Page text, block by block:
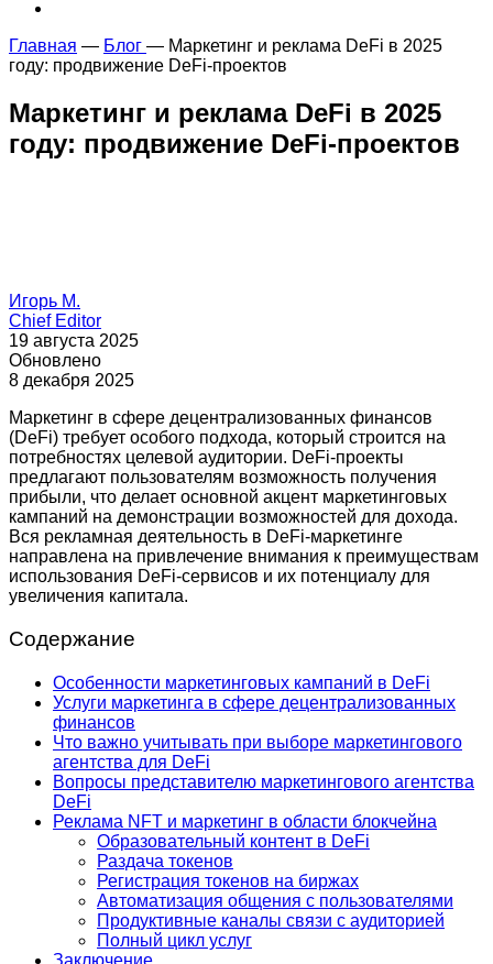
Главная — Блог — Маркетинг и реклама DeFi в 2025
году: продвижение DeFi-проектов
Маркетинг и реклама DeFi в 2025
году: продвижение DeFi-проектов
Игорь М.
Chief Editor
19 августа 2025
Обновлено
8 декабря 2025
Маркетинг в сфере децентрализованных финансов
(DeFi) требует особого подхода, который строится на
потребностях целевой аудитории. DeFi-проекты
предлагают пользователям возможность получения
прибыли, что делает основной акцент маркетинговых
кампаний на демонстрации возможностей для дохода.
Вся рекламная деятельность в DeFi-маркетинге
направлена на привлечение внимания к преимуществам
использования DeFi-сервисов и их потенциалу для
увеличения капитала.
Содержание
Особенности маркетинговых кампаний в DeFi
Услуги маркетинга в сфере децентрализованных
финансов
Что важно учитывать при выборе маркетингового
агентства для DeFi
Вопросы представителю маркетингового агентства
DeFi
Реклама NFT и маркетинг в области блокчейна
Образовательный контент в DeFi
Раздача токенов
Регистрация токенов на биржах
Автоматизация общения с пользователями
Продуктивные каналы связи с аудиторией
Полный цикл услуг
Заключение